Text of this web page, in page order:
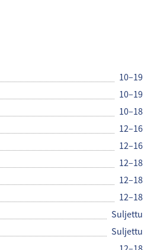
10–19
10–19
10–18
12–16
12–16
12–18
12–18
12–18
Suljettu
Suljettu